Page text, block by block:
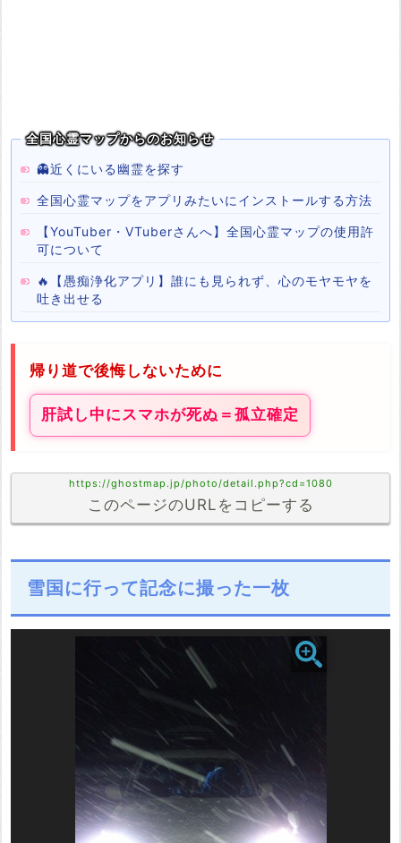
全国心霊マップからのお知らせ
👻近くにいる幽霊を探す
全国心霊マップをアプリみたいにインストールする方法
【YouTuber・VTuberさんへ】全国心霊マップの使用許
可について
🔥【愚痴浄化アプリ】誰にも見られず、心のモヤモヤを
吐き出せる
帰り道で後悔しないために
肝試し中にスマホが死ぬ＝孤立確定
https://ghostmap.jp/photo/detail.php?cd=1080
このページのURLをコピーする
雪国に行って記念に撮った一枚